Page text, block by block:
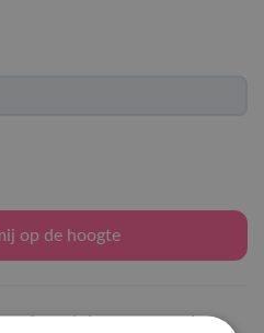
op de hoogte
2 werkdagenverzonden